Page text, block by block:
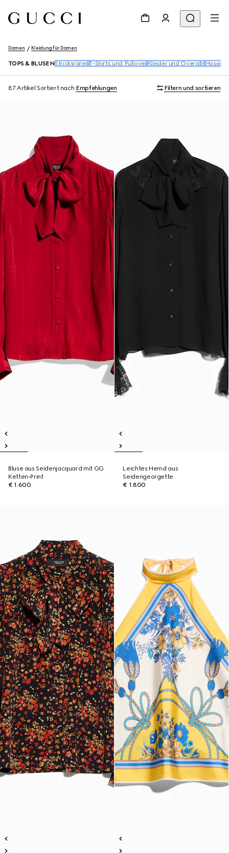
Damen Kleidung für Damen
TOPS & BLUSEN​ Strickwaren T-Shirts und Pullover Kleider und Overalls Hosen
87 Artikel Sortiert nach Empfehlungen Filtern und sortieren
Bluse aus Seidenjacquard mit GG
Ketten-Print
€ 1.600
Leichtes Hemd aus
Seidengeorgette
€ 1.800